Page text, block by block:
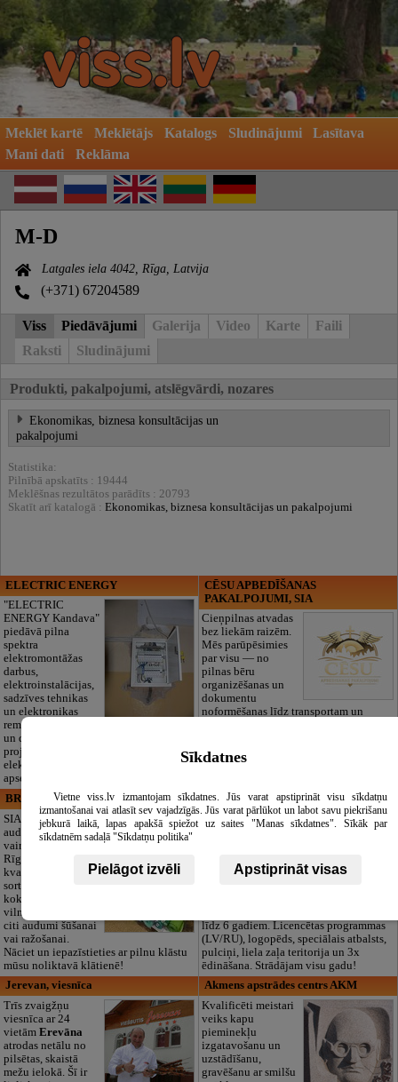
Meklēt kartē Meklētājs Katalogs Sludinājumi
Lasītava
Mani dati
Reklāma
M-D
Latgales iela 4042, Rīga, Latvija
(+371) 67204589
Viss Piedāvājumi Galerija Video Karte
Faili
Raksti
Sludinājumi
Produkti, pakalpojumi, atslēgvārdi, nozares
Ekonomikas, biznesa konsultācijas un
pakalpojumi
Statistika:
Pilnībā apskatīts : 19444
Meklēšnas rezultātos parādīts : 20793
Skatīt arī katalogā : Ekonomikas, biznesa konsultācijas un pakalpojumi
ELECTRIC ENERGY
"ELECTRIC
ENERGY Kandava"
piedāvā pilna
spektra
elektromontāžas
darbus,
elektroinstalācijas,
sadzīves tehnikas
un elektronikas
remontu, vājstrāvas
un drošības sistēmu izbūvi, kā arī
projektēšanu, mērījumus un
elektrosaimniecības drošības riskus
apsekošanu.
CĒSU APBEDĪŠANAS
PAKALPOJUMI, SIA
Cieņpilnas atvadas
bez liekām raizēm.
Mēs parūpēsimies
par visu — no
pilnas bēru
organizēšanas un
dokumentu
noformēšanas līdz transportam un
tautiskās segas aizgājēja piemiņas
godināšanai.
BRISTOLS ES, SIA
SIA "Bristols ES"
audumu outlet un
vairumtirdzniecība
Rīgā. Plašs un
kvalitatīvs tekstila
sortiments:
kokvilna, lins, zīds,
vilna, trikotāža un
citi audumi šūšanai
vai ražošanai.
Nāciet un iepazīstieties ar pilnu klāstu
mūsu noliktavā klātienē!
Maza Rasiņa, privātā pirmsskolas
izglītības iestāde
privātais bērnudārzs
līdz 6 gadiem. Licencētas programmas
(LV/RU), logopēds, speciālais atbalsts,
pulciņi, liela zaļa teritorija un 3x
ēdināšana. Strādājam visu gadu!
Jerevan, viesnīca
Trīs zvaigžņu
viesnīca ar 24
vietām Erevāna
atrodas netālu no
pilsētas, skaistā
mežu ielokā. Šī ir
Akmens apstrādes centrs AKM
Kvalificēti meistari
veiks kapu
pieminekļu
izgatavošanu un
uzstādīšanu,
gravēšanu ar smilšu
Sīkdatnes
Vietne viss.lv izmantojam sīkdatnes. Jūs varat apstiprināt visu sīkdatņu
izmantošanai vai atlasīt sev vajadzīgās. Jūs varat pārlūkot un labot savu piekrišanu
jebkurā laikā, lapas apakšā spiežot uz saites "Manas sīkdatnes". Sīkāk par
sīkdatnēm sadaļā "Sīkdatņu politika"
Pielāgot izvēli Apstiprināt visas